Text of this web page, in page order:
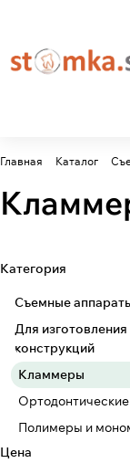
Главная Каталог
Категория
Съемные
Для
конструкций
Кламмеры
Полимеры и
Цена